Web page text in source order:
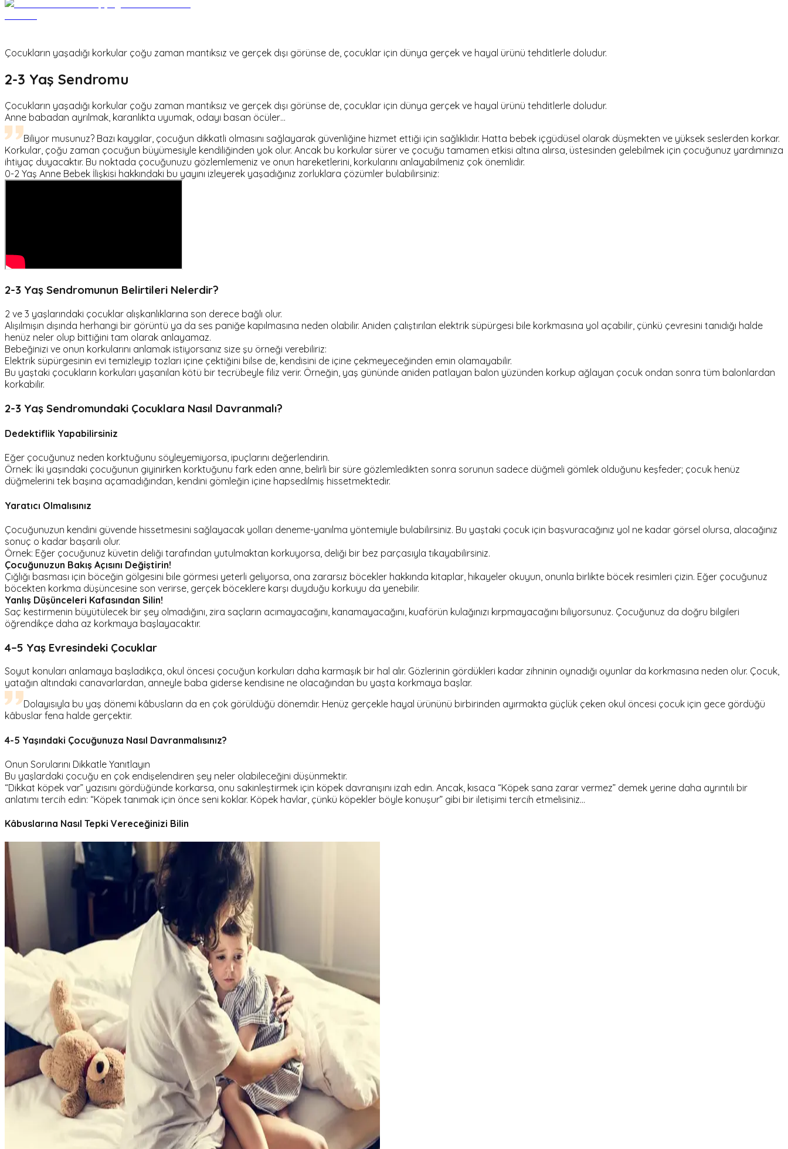
Çocukların yaşadığı korkular çoğu zaman mantıksız ve gerçek dışı görünse de, çocuklar için dünya gerçek ve hayal ürünü tehditlerle doludur.
2-3 Yaş Sendromu
Çocukların yaşadığı korkular çoğu zaman mantıksız ve gerçek dışı görünse de, çocuklar için dünya gerçek ve hayal ürünü tehditlerle doludur.
Anne babadan ayrılmak, karanlıkta uyumak, odayı basan öcüler…
Biliyor musunuz? Bazı kaygılar, çocuğun dikkatli olmasını sağlayarak güvenliğine hizmet ettiği için sağlıklıdır. Hatta bebek içgüdüsel olarak düşmekten ve yüksek seslerden korkar.
Korkular, çoğu zaman çocuğun büyümesiyle kendiliğinden yok olur. Ancak bu korkular sürer ve çocuğu tamamen etkisi altına alırsa, üstesinden gelebilmek için çocuğunuz yardımınıza
ihtiyaç duyacaktır. Bu noktada çocuğunuzu gözlemlemeniz ve onun hareketlerini, korkularını anlayabilmeniz çok önemlidir.
0-2 Yaş Anne Bebek İlişkisi hakkındaki bu yayını izleyerek yaşadığınız zorluklara çözümler bulabilirsiniz:
2-3 Yaş Sendromunun Belirtileri Nelerdir?
2 ve 3 yaşlarındaki çocuklar alışkanlıklarına son derece bağlı olur.
Alışılmışın dışında herhangi bir görüntü ya da ses paniğe kapılmasına neden olabilir. Aniden çalıştırılan elektrik süpürgesi bile korkmasına yol açabilir, çünkü çevresini tanıdığı halde
henüz neler olup bittiğini tam olarak anlayamaz.
Bebeğinizi ve onun korkularını anlamak istiyorsanız size şu örneği verebiliriz:
Elektrik süpürgesinin evi temizleyip tozları içine çektiğini bilse de, kendisini de içine çekmeyeceğinden emin olamayabilir.
Bu yaştaki çocukların korkuları yaşanılan kötü bir tecrübeyle filiz verir. Örneğin, yaş gününde aniden patlayan balon yüzünden korkup ağlayan çocuk ondan sonra tüm balonlardan
korkabilir.
2-3 Yaş Sendromundaki Çocuklara Nasıl Davranmalı?
Dedektiflik Yapabilirsiniz
Eğer çocuğunuz neden korktuğunu söyleyemiyorsa, ipuçlarını değerlendirin.
Örnek: İki yaşındaki çocuğunun giyinirken korktuğunu fark eden anne, belirli bir süre gözlemledikten sonra sorunun sadece düğmeli gömlek olduğunu keşfeder; çocuk henüz
düğmelerini tek başına açamadığından, kendini gömleğin içine hapsedilmiş hissetmektedir.
Yaratıcı Olmalısınız
Çocuğunuzun kendini güvende hissetmesini sağlayacak yolları deneme-yanılma yöntemiyle bulabilirsiniz. Bu yaştaki çocuk için başvuracağınız yol ne kadar görsel olursa, alacağınız
sonuç o kadar başarılı olur.
Örnek: Eğer çocuğunuz küvetin deliği tarafından yutulmaktan korkuyorsa, deliği bir bez parçasıyla tıkayabilirsiniz.
Çocuğunuzun Bakış Açısını Değiştirin!
Çığlığı basması için böceğin gölgesini bile görmesi yeterli geliyorsa, ona zararsız böcekler hakkında kitaplar, hikayeler okuyun, onunla birlikte böcek resimleri çizin. Eğer çocuğunuz
böcekten korkma düşüncesine son verirse, gerçek böceklere karşı duyduğu korkuyu da yenebilir.
Yanlış Düşünceleri Kafasından Silin!
Saç kestirmenin büyütülecek bir şey olmadığını, zira saçların acımayacağını, kanamayacağını, kuaförün kulağınızı kırpmayacağını biliyorsunuz. Çocuğunuz da doğru bilgileri
öğrendikçe daha az korkmaya başlayacaktır.
4–5 Yaş Evresindeki Çocuklar
Soyut konuları anlamaya başladıkça, okul öncesi çocuğun korkuları daha karmaşık bir hal alır. Gözlerinin gördükleri kadar zihninin oynadığı oyunlar da korkmasına neden olur. Çocuk,
yatağın altındaki canavarlardan, anneyle baba giderse kendisine ne olacağından bu yaşta korkmaya başlar.
Dolayısıyla bu yaş dönemi kâbusların da en çok görüldüğü dönemdir. Henüz gerçekle hayal ürününü birbirinden ayırmakta güçlük çeken okul öncesi çocuk için gece gördüğü
kâbuslar fena halde gerçektir.
4-5 Yaşındaki Çocuğunuza Nasıl Davranmalısınız?
Onun Sorularını Dikkatle Yanıtlayın
Bu yaşlardaki çocuğu en çok endişelendiren şey neler olabileceğini düşünmektir.
“Dikkat köpek var” yazısını gördüğünde korkarsa, onu sakinleştirmek için köpek davranışını izah edin. Ancak, kısaca “Köpek sana zarar vermez” demek yerine daha ayrıntılı bir
anlatımı tercih edin: “Köpek tanımak için önce seni koklar. Köpek havlar, çünkü köpekler böyle konuşur” gibi bir iletişimi tercih etmelisiniz…
Kâbuslarına Nasıl Tepki Vereceğinizi Bilin